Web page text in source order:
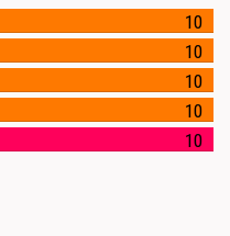
10
10
10
10
10